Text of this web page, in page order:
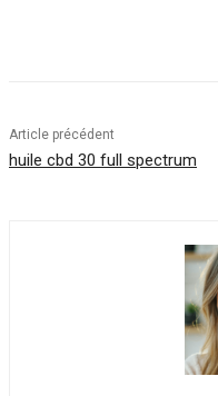
Article précédent
huile cbd 30 full spectrum